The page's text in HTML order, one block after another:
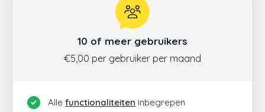
10 of meer gebruikers
€5,00 per gebruiker per maand
Alle functionaliteiten inbegrepen